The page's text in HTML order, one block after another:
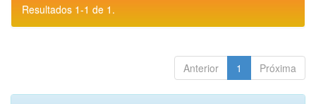
Resultados 1-1 de 1.
Anterior 1 Próxima